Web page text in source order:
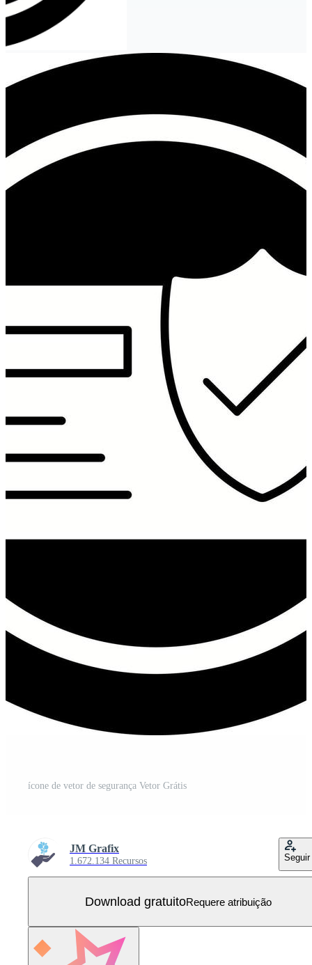
ícone de vetor de segurança Vetor Grátis
JM Grafix
1.672.134 Recursos Seguir
Download gratuitoRequere atribuição